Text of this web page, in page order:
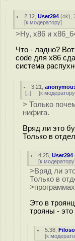
2.12 ,User294 (ok),
[к модератору]
>Ну, x86 и
Что - ладно?
code для х86
система
3.21 ,
[↓] [к модератору
> Только
нифига.
Вряд ли это
Только в
4.25 ,User294
[к модератору
>Вряд ли
Только в
Это в
трояны - это
5.38 ,
[к